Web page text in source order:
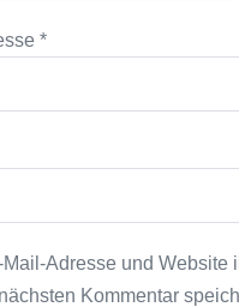
*
Mail-Adresse und Website
Kommentar